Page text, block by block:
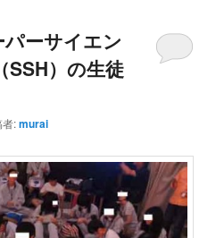
ーサイエン
SSH）の生徒
者:murai